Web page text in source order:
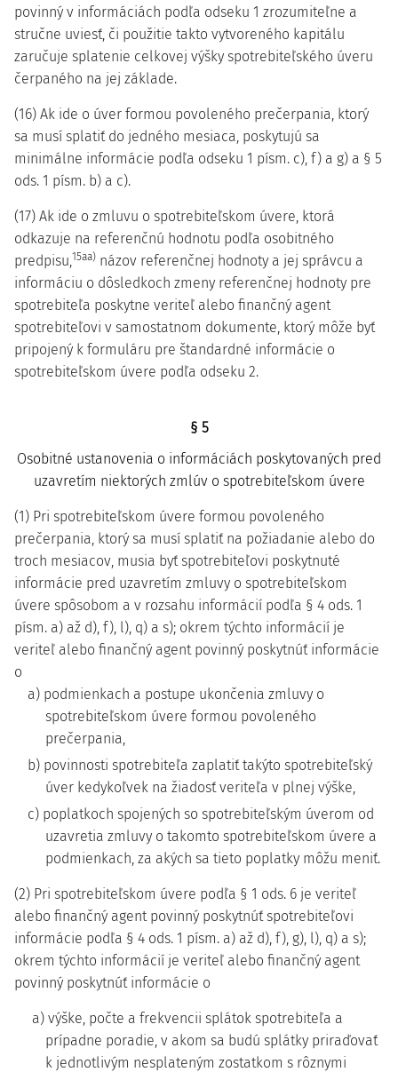
povinný v informáciách podľa odseku 1 zrozumiteľne a
stručne uviesť, či použitie takto vytvoreného kapitálu
zaručuje splatenie celkovej výšky spotrebiteľského úveru
čerpaného na jej základe.
(16) Ak ide o úver formou povoleného prečerpania, ktorý
sa musí splatiť do jedného mesiaca, poskytujú sa
minimálne informácie podľa odseku 1 písm. c), f) a g) a § 5
ods. 1 písm. b) a c).
(17) Ak ide o zmluvu o spotrebiteľskom úvere, ktorá
odkazuje na referenčnú hodnotu podľa osobitného
predpisu,15aa) názov referenčnej hodnoty a jej správcu a
informáciu o dôsledkoch zmeny referenčnej hodnoty pre
spotrebiteľa poskytne veriteľ alebo finančný agent
spotrebiteľovi v samostatnom dokumente, ktorý môže byť
pripojený k formuláru pre štandardné informácie o
spotrebiteľskom úvere podľa odseku 2.
§ 5
Osobitné ustanovenia o informáciách poskytovaných pred
uzavretím niektorých zmlúv o spotrebiteľskom úvere
(1) Pri spotrebiteľskom úvere formou povoleného
prečerpania, ktorý sa musí splatiť na požiadanie alebo do
troch mesiacov, musia byť spotrebiteľovi poskytnuté
informácie pred uzavretím zmluvy o spotrebiteľskom
úvere spôsobom a v rozsahu informácií podľa § 4 ods. 1
písm. a) až d), f), l), q) a s); okrem týchto informácií je
veriteľ alebo finančný agent povinný poskytnúť informácie
o
a) podmienkach a postupe ukončenia zmluvy o
spotrebiteľskom úvere formou povoleného
prečerpania,
b) povinnosti spotrebiteľa zaplatiť takýto spotrebiteľský
úver kedykoľvek na žiadosť veriteľa v plnej výške,
c) poplatkoch spojených so spotrebiteľským úverom od
uzavretia zmluvy o takomto spotrebiteľskom úvere a
podmienkach, za akých sa tieto poplatky môžu meniť.
(2) Pri spotrebiteľskom úvere podľa § 1 ods. 6 je veriteľ
alebo finančný agent povinný poskytnúť spotrebiteľovi
informácie podľa § 4 ods. 1 písm. a) až d), f), g), l), q) a s);
okrem týchto informácií je veriteľ alebo finančný agent
povinný poskytnúť informácie o
a) výške, počte a frekvencii splátok spotrebiteľa a
prípadne poradie, v akom sa budú splátky priraďovať
k jednotlivým nesplateným zostatkom s rôznymi